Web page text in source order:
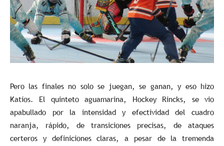
Pero las finales no solo se juegan, se ganan, y eso hizo
Katíos. El quinteto aguamarina, Hockey Rincks, se vio
apabullado por la intensidad y efectividad del cuadro
naranja, rápido, de transiciones precisas, de ataques
certeros y definiciones claras, a pesar de la tremenda